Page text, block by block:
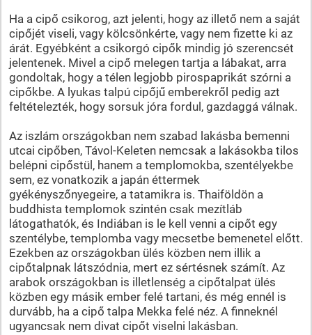
Ha a cipő csikorog, azt jelenti, hogy az illető nem a saját
cipőjét viseli, vagy kölcsönkérte, vagy nem fizette ki az
árát. Egyébként a csikorgó cipők mindig jó szerencsét
jelentenek. Mivel a cipő melegen tartja a lábakat, arra
gondoltak, hogy a télen legjobb pirospaprikát szórni a
cipőkbe. A lyukas talpú cipőjű emberekről pedig azt
feltételezték, hogy sorsuk jóra fordul, gazdaggá válnak.
Az iszlám országokban nem szabad lakásba bemenni
utcai cipőben, Távol-Keleten nemcsak a lakásokba tilos
belépni cipőstül, hanem a templomokba, szentélyekbe
sem, ez vonatkozik a japán éttermek
gyékényszőnyegeire, a tatamikra is. Thaiföldön a
buddhista templomok szintén csak mezítláb
látogathatók, és Indiában is le kell venni a cipőt egy
szentélybe, templomba vagy mecsetbe bemenetel előtt.
Ezekben az országokban ülés közben nem illik a
cipőtalpnak látszódnia, mert ez sértésnek számít. Az
arabok országokban is illetlenség a cipőtalpat ülés
közben egy másik ember felé tartani, és még ennél is
durvább, ha a cipő talpa Mekka felé néz. A finneknél
ugyancsak nem divat cipőt viselni lakásban.